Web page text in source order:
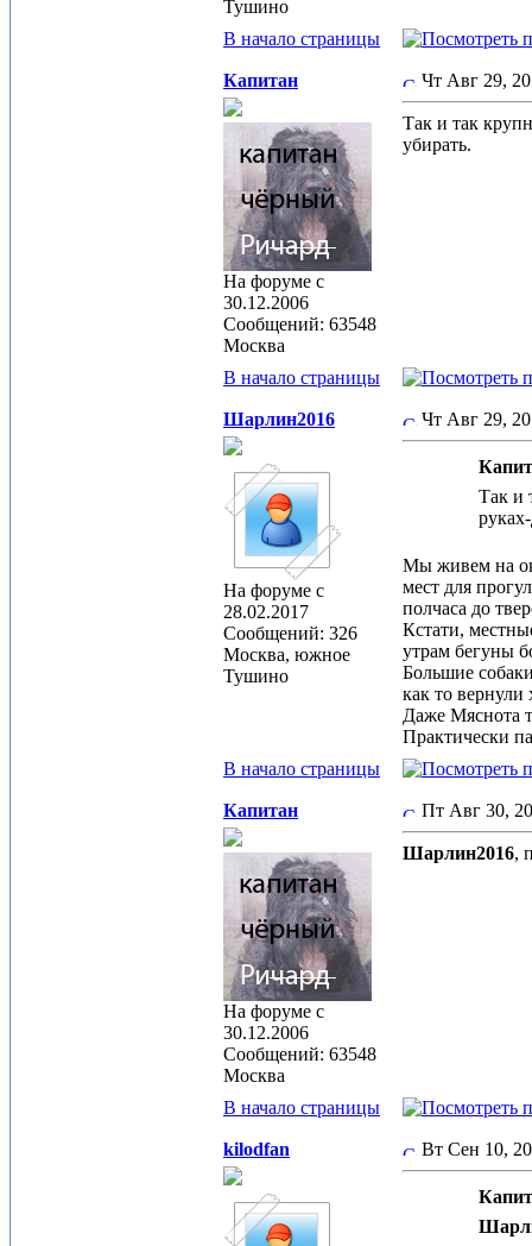
Тушино
В начало страницы
Капитан
На форуме с
30.12.2006
Сообщений: 63548
Москва
Чт Авг 29,
Так и так
убирать.
В начало страницы
Шарлин2016
На форуме с
28.02.2017
Сообщений: 326
Москва, южное
Тушино
Чт Авг 29,
Так и
Мы живем на
мест для
полчаса до
Кстати,
утрам бегуны
Большие
как то вернули
Даже Мяснота
Практически
В начало страницы
Капитан
На форуме с
30.12.2006
Сообщений: 63548
Москва
Пт Авг 30,
Шарлин2016,
В начало страницы
kilodfan Вт Сен 10,